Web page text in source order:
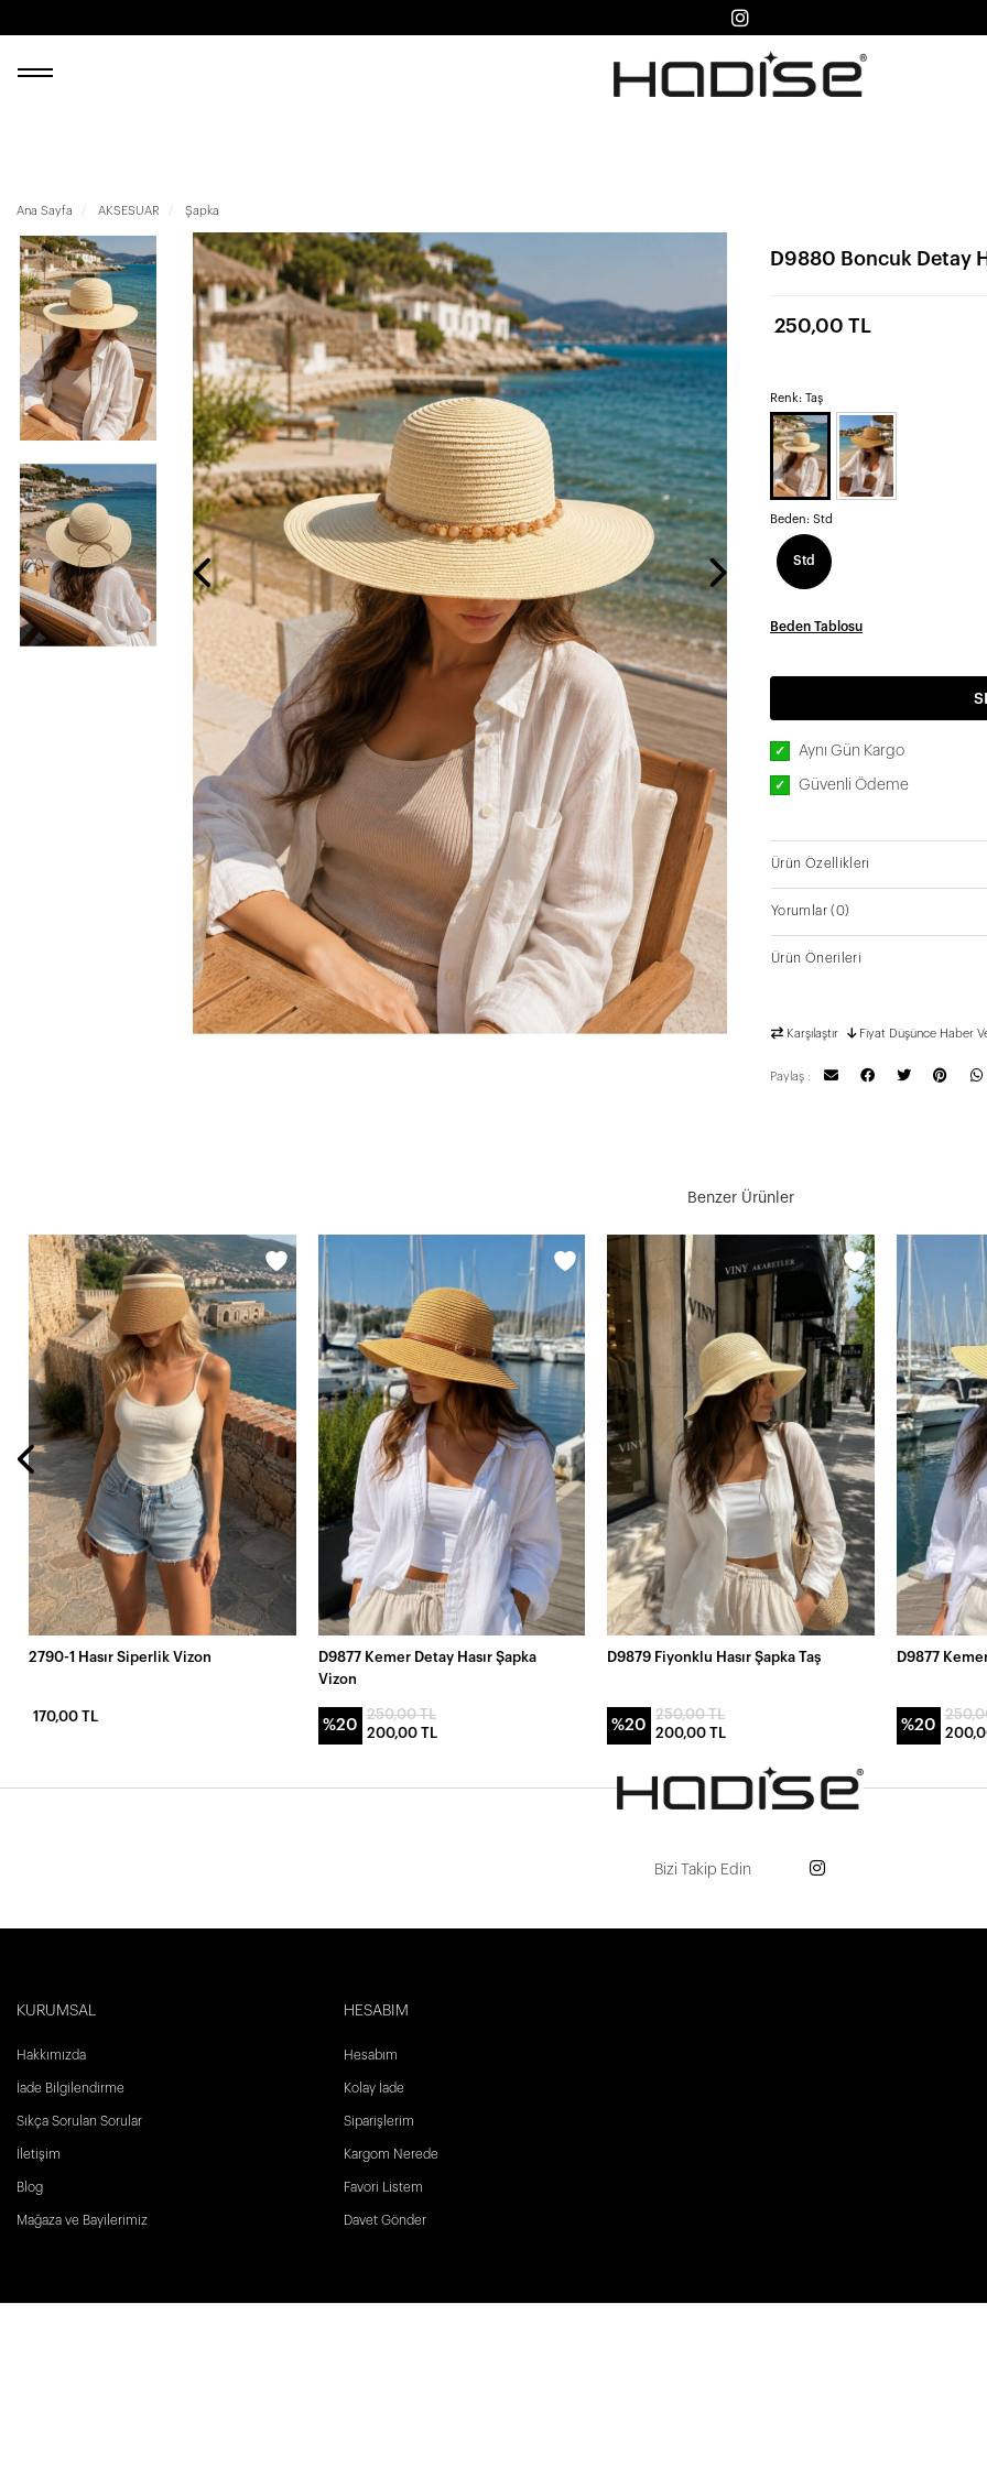
Ana Sayfa AKSESUAR Şapka
D9880 Boncuk Detay
250,00 TL
Renk: Taş
Beden: Std
Std
Beden Tablosu
✓ Aynı Gün Kargo
✓ Güvenli Ödeme
Ürün Özellikleri
Yorumlar(0)
Ürün Önerileri
Karşılaştır Fiyat Düşünce Haber
Paylaş :
Benzer Ürünler
2790-1 Hasır Siperlik Vizon
170,00 TL
D9877 Kemer Detay Hasır Şapka
Vizon
%20
250,00 TL
200,00 TL
D9879 Fiyonklu Hasır Şapka Taş
%20
250,00 TL
200,00 TL
D9877
%20
Bizi Takip Edin
KURUMSAL
Hakkımızda
İade Bilgilendirme
Sıkça Sorulan Sorular
İletişim
Blog
Mağaza ve Bayilerimiz
HESABIM
Hesabım
Kolay İade
Siparişlerim
Kargom Nerede
Favori Listem
Davet Gönder